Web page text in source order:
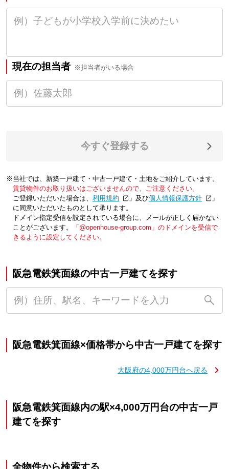
現在の担当者 ※担当者がいる場合
今すぐ登録する
※当社では、新築一戸建て・中古一戸建て・土地をご紹介しています。
賃貸物件のお取り扱いはございませんので、ご注意ください。
ご登録いただいた場合は、「利用規約 」及び「個人情報保護方針
」
に同意いただいたものとして承ります。
ドメイン指定受信を設定されている場合に、メールが正しく届かない
ことがございます。
「@openhouse-group.com」のドメインを受信で
きるように設定してください。
阪急電鉄箕面線の中古一戸建てを探す
阪急電鉄箕面線×価格帯から中古一戸建てを探す
大阪府の4,000万円台へ戻る
阪急電鉄箕面線内の駅×4,000万円台の中古一戸
建てを探す
全物件から検索する